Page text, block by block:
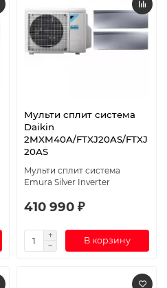
Мульти сплит система
Daikin
2MXM40A/FTXJ20AS/FTXJ
20AS
Мульти сплит система
Emura Silver Inverter
410 990 ₽
В корзину